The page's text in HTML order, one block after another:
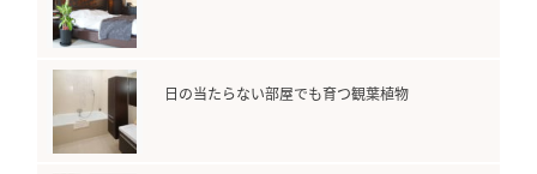
日の当たらない部屋でも育つ観葉植物